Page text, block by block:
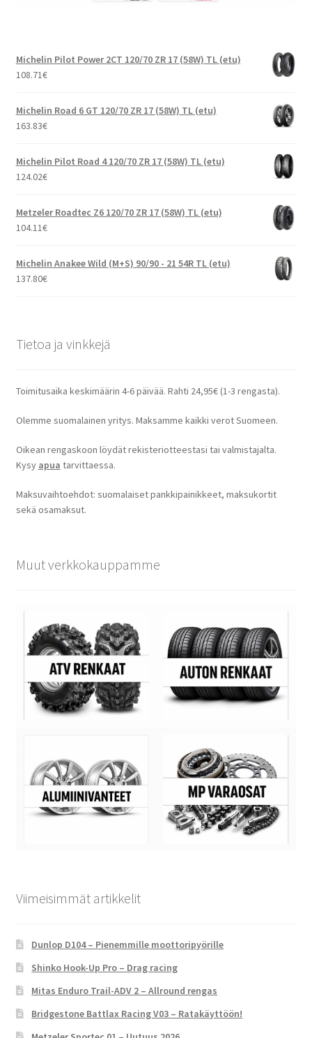
Michelin Pilot Power 2CT 120/70 ZR 17 (58W) TL (etu)
108.71€
Michelin Road 6 GT 120/70 ZR 17 (58W) TL (etu)
163.83€
Michelin Pilot Road 4 120/70 ZR 17 (58W) TL (etu)
124.02€
Metzeler Roadtec Z6 120/70 ZR 17 (58W) TL (etu)
104.11€
Michelin Anakee Wild (M+S) 90/90 - 21 54R TL (etu)
137.80€
Tietoa ja vinkkejä
Toimitusaika keskimäärin 4-6 päivää. Rahti 24,95€ (1-3 rengasta).
Olemme suomalainen yritys. Maksamme kaikki verot Suomeen.
Oikean rengaskoon löydät rekisteriotteestasi tai valmistajalta.
Kysy apua tarvittaessa.
Maksuvaihtoehdot: suomalaiset pankkipainikkeet, maksukortit
sekä osamaksut.
Muut verkkokauppamme
Viimeisimmät artikkelit
Dunlop D104 – Pienemmille moottoripyörille
Shinko Hook-Up Pro – Drag racing
Mitas Enduro Trail-ADV 2 – Allround rengas
Bridgestone Battlax Racing V03 – Ratakäyttöön!